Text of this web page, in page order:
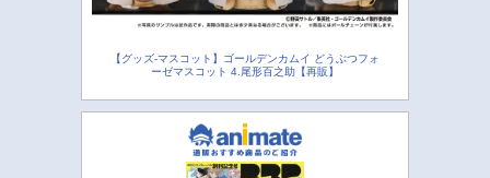
【グッズ-マスコット】ゴールデンカムイ どうぶつフォ
ーゼマスコット 4.尾形百之助【再販】